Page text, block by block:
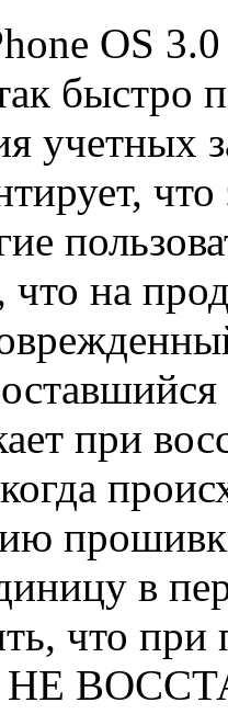
OS
быстро
учетных
что на
при
в
что при
НЕ